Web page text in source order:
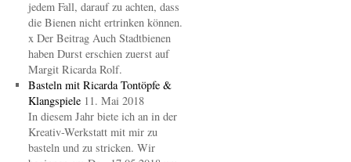
jedem Fall, darauf zu achten, dass
die Bienen nicht ertrinken können.
x Der Beitrag Auch Stadtbienen
haben Durst erschien zuerst auf
Margit Ricarda Rolf.
Basteln mit Ricarda Tontöpfe &
Klangspiele 11. Mai 2018
In diesem Jahr biete ich an in der
Kreativ-Werkstatt mit mir zu
basteln und zu stricken. Wir